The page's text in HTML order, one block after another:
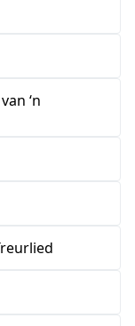
‘n